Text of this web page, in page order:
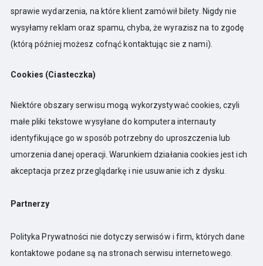
sprawie wydarzenia, na które klient zamówił bilety. Nigdy nie
wysyłamy reklam oraz spamu, chyba, że wyrazisz na to zgodę
(którą później możesz cofnąć kontaktując sie z nami).
Cookies (Ciasteczka)
Niektóre obszary serwisu mogą wykorzystywać cookies, czyli
małe pliki tekstowe wysyłane do komputera internauty
identyfikujące go w sposób potrzebny do uproszczenia lub
umorzenia danej operacji. Warunkiem działania cookies jest ich
akceptacja przez przeglądarkę i nie usuwanie ich z dysku.
Partnerzy
Polityka Prywatności nie dotyczy serwisów i firm, których dane
kontaktowe podane są na stronach serwisu internetowego.